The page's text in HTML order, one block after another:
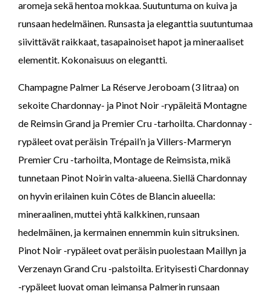
aromeja sekä hentoa mokkaa. Suutuntuma on kuiva ja
runsaan hedelmäinen. Runsasta ja eleganttia suutuntumaa
siivittävät raikkaat, tasapainoiset hapot ja mineraaliset
elementit. Kokonaisuus on elegantti.
Champagne Palmer La Réserve Jeroboam (3 litraa) on
sekoite Chardonnay- ja Pinot Noir -rypäleitä Montagne
de Reimsin Grand ja Premier Cru -tarhoilta. Chardonnay -
rypäleet ovat peräisin Trépail’n ja Villers-Marmeryn
Premier Cru -tarhoilta, Montage de Reimsista, mikä
tunnetaan Pinot Noirin valta-alueena. Siellä Chardonnay
on hyvin erilainen kuin Côtes de Blancin alueella:
mineraalinen, muttei yhtä kalkkinen, runsaan
hedelmäinen, ja kermainen ennemmin kuin sitruksinen.
Pinot Noir -rypäleet ovat peräisin puolestaan Maillyn ja
Verzenayn Grand Cru -palstoilta. Erityisesti Chardonnay
-rypäleet luovat oman leimansa Palmerin runsaan